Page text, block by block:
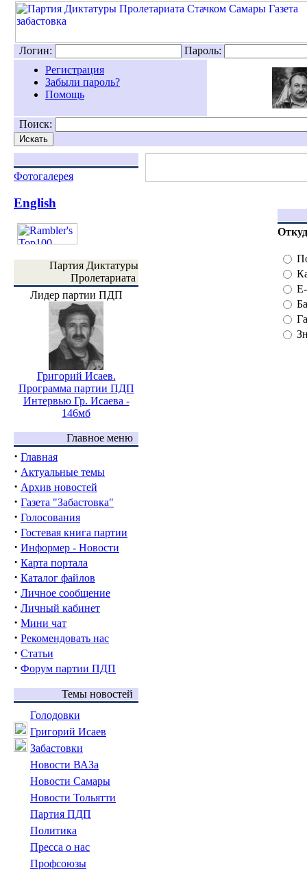
Логин:
Пароль:
Регистрация
Забыли пароль?
Помощь
Поиск:
Фотогалерея
English
Партия Диктатуры
Пролетариата
Лидер партии ПДП
Григорий Исаев.
Программа партии ПДП
Интервью Гр. Исаева -
146мб
Главное меню
· Главная
· Актуальные темы
· Архив новостей
· Газета "Забастовка"
· Голосования
· Гостевая книга партии
· Информер - Новости
· Карта портала
· Каталог файлов
· Личное сообщение
· Личный кабинет
· Мини чат
· Рекомендовать нас
· Статьи
· Форум партии ПДП
Темы новостей
Голодовки
Григорий Исаев
Забастовки
Новости ВАЗа
Новости Самары
Новости Тольятти
Партия ПДП
Политика
Пресса о нас
Профсоюзы